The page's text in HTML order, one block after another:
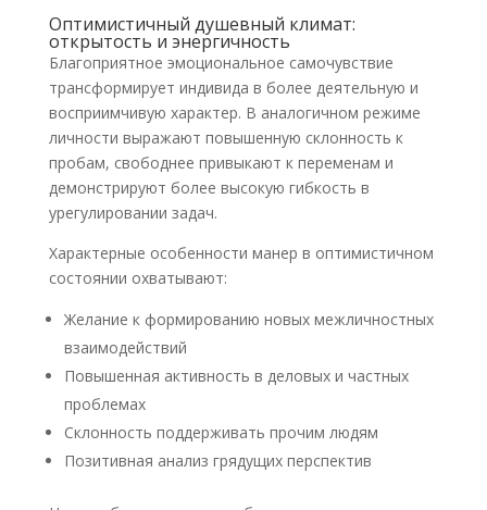
Оптимистичный душевный климат:
открытость и энергичность
Благоприятное эмоциональное самочувствие
трансформирует индивида в более деятельную и
восприимчивую характер. В аналогичном режиме
личности выражают повышенную склонность к
пробам, свободнее привыкают к переменам и
демонстрируют более высокую гибкость в
урегулировании задач.
Характерные особенности манер в оптимистичном
состоянии охватывают:
Желание к формированию новых межличностных
взаимодействий
Повышенная активность в деловых и частных
проблемах
Склонность поддерживать прочим людям
Позитивная анализ грядущих перспектив